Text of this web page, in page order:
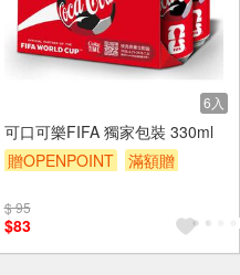
6入
可口可樂FIFA 獨家包裝 330ml
贈OPENPOINT
滿額贈
$ 95
$83